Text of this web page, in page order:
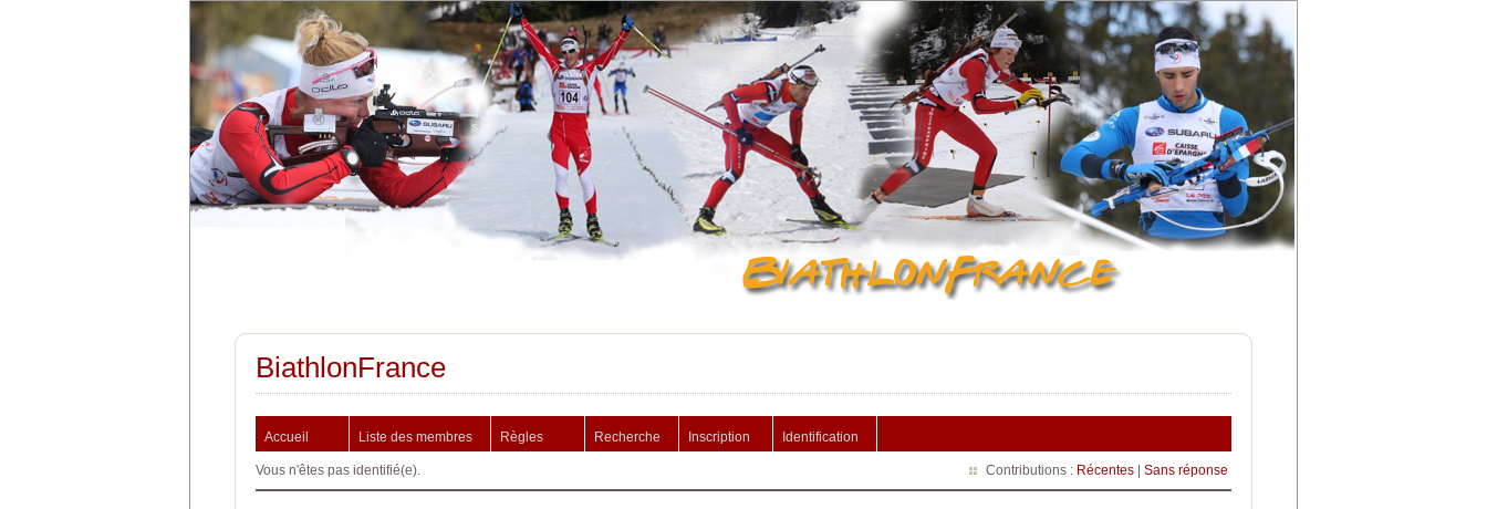
BiathlonFrance
Accueil Liste des membres Règles Recherche Inscription Identification
Vous n'êtes pas identifié(e). Contributions : Récentes Sans réponse